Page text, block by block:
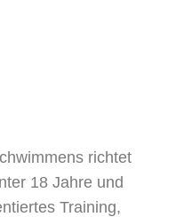
richtet
18 Jahre und
Training,